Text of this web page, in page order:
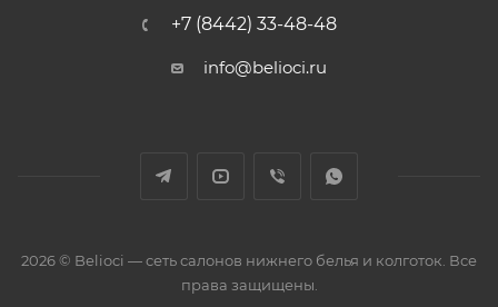
+7 (8442) 33-48-48
info@belioci.ru
2026 © Belioci — сеть салонов нижнего белья и колготок. Все
права защищены.